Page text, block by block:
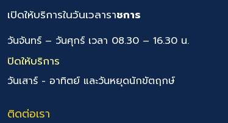
เปิดให้บริการในวันเวลาราชการ
วันจันทร์ – วันศุกร์ เวลา 08.30 – 16.30 น.
ปิดให้บริการ
วันเสาร์ - อาทิตย์ และวันหยุดนักขัตฤกษ์
ติดต่อเรา